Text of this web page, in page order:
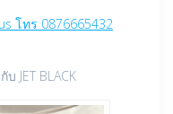
โทร 0876665432
JET BLACK